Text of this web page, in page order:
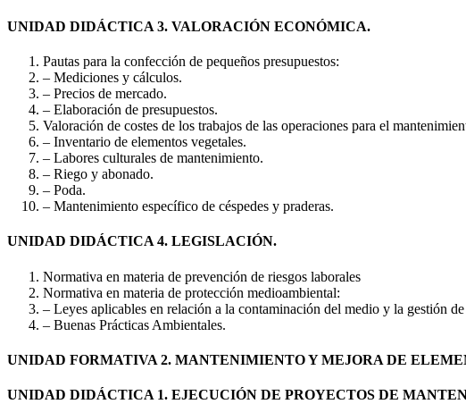
UNIDAD DIDÁCTICA 3. VALORACIÓN ECONÓMICA.
Pautas para la confección de pequeños presupuestos:
– Mediciones y cálculos.
– Precios de mercado.
– Elaboración de presupuestos.
Valoración de costes de los trabajos de las operaciones para el
– Inventario de elementos vegetales.
– Labores culturales de mantenimiento.
– Riego y abonado.
– Poda.
– Mantenimiento específico de céspedes y praderas.
UNIDAD DIDÁCTICA 4. LEGISLACIÓN.
Normativa en materia de prevención de riesgos laborales
Normativa en materia de protección medioambiental:
– Leyes aplicables en relación a la contaminación del medio y la gestión de
– Buenas Prácticas Ambientales.
UNIDAD FORMATIVA 2. MANTENIMIENTO Y MEJORA DE
UNIDAD DIDÁCTICA 1. EJECUCIÓN DE PROYECTOS DE